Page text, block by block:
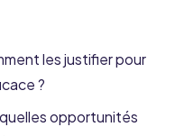
les justifier pour
?
opportunités